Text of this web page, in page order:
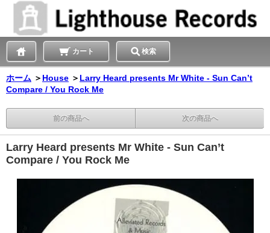
カート 検索
ホーム ＞ House ＞ Larry Heard presents Mr White - Sun Can’t
Compare / You Rock Me
前の商品へ 次の商品へ
Larry Heard presents Mr White - Sun Can’t
Compare / You Rock Me